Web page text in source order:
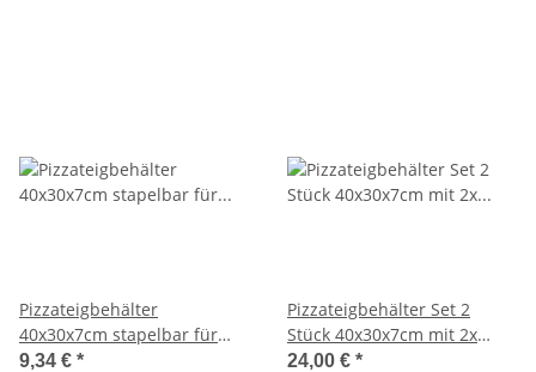
Pizzateigbehälter
40x30x7cm stapelbar für
Pizzeria und Hobby
9,34 € *
Pizzateigbehälter Set 2
Stück 40x30x7cm mit 2x
Auflagedeckel stapelbar für
24,00 € *